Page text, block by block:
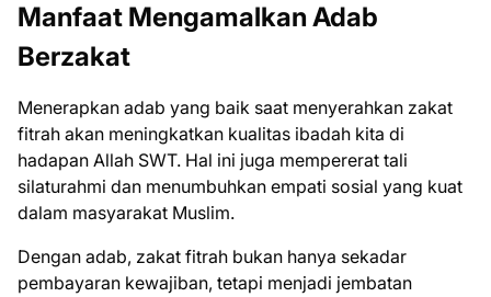
Manfaat Mengamalkan Adab
Berzakat
Menerapkan adab yang baik saat menyerahkan zakat
fitrah akan meningkatkan kualitas ibadah kita di
hadapan Allah SWT. Hal ini juga mempererat tali
silaturahmi dan menumbuhkan empati sosial yang kuat
dalam masyarakat Muslim.
Dengan adab, zakat fitrah bukan hanya sekadar
pembayaran kewajiban, tetapi menjadi jembatan